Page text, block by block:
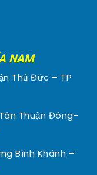
NAM
Thủ Đức – TP
Thuận Đông-
Bình Khánh –